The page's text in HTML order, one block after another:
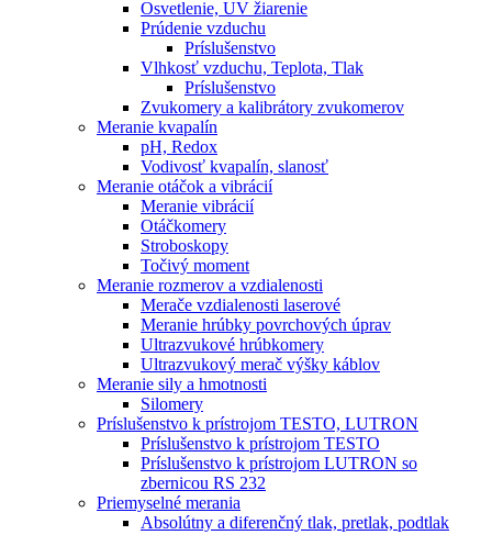
Osvetlenie, UV žiarenie
Prúdenie vzduchu
Príslušenstvo
Vlhkosť vzduchu, Teplota, Tlak
Príslušenstvo
Zvukomery a kalibrátory zvukomerov
Meranie kvapalín
pH, Redox
Vodivosť kvapalín, slanosť
Meranie otáčok a vibrácií
Meranie vibrácií
Otáčkomery
Stroboskopy
Točivý moment
Meranie rozmerov a vzdialenosti
Merače vzdialenosti laserové
Meranie hrúbky povrchových úprav
Ultrazvukové hrúbkomery
Ultrazvukový merač výšky káblov
Meranie sily a hmotnosti
Silomery
Príslušenstvo k prístrojom TESTO, LUTRON
Príslušenstvo k prístrojom TESTO
Príslušenstvo k prístrojom LUTRON so
zbernicou RS 232
Priemyselné merania
Absolútny a diferenčný tlak, pretlak, podtlak